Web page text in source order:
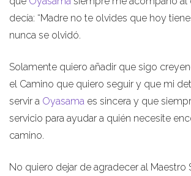
decía: “Madre no te olvides que hoy
nunca se olvidó.
Solamente quiero añadir que sigo
el Camino que quiero seguir y que mi
servir a Oyasama es sincera y que
servicio para ayudar a quién necesite
camino.
No quiero dejar de agradecer al Maestro